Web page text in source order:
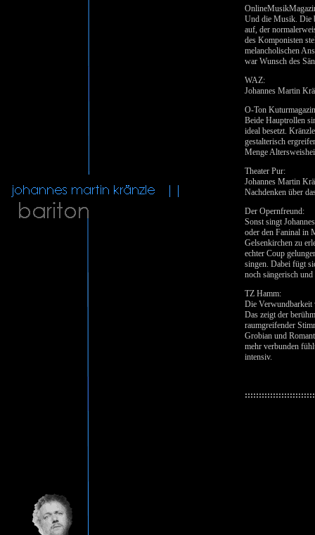
Und die Musik. Die
auf, der
des Komponisten
melancholischen
war Wunsch des
WAZ:
Johannes Martin
O-Ton
Beide Hauptrollen
ideal besetzt.
gestalterisch
Menge
Theater Pur:
Johannes Martin
Nachdenken über
Der Opernfreund:
Sonst singt
oder den Faninal in
Gelsenkirchen zu
echter Coup
singen. Dabei fügt
noch sängerisch
TZ Hamm:
Die Verwundbarkeit
Das zeigt der
raumgreifender
Grobian und
mehr verbunden
intensiv.